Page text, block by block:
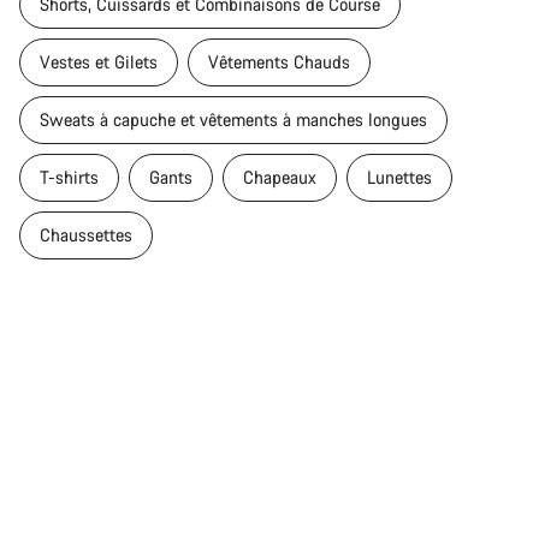
Vestes et Gilets Vêtements Chauds
Sweats à capuche et vêtements à manches longues
T-shirts Gants Chapeaux Lunettes
Chaussettes